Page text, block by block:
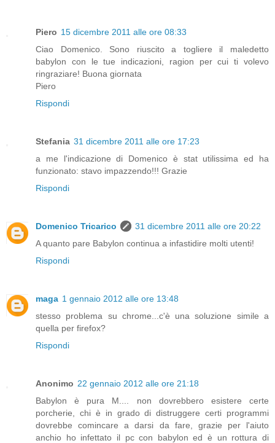
Piero 15 dicembre 2011 alle ore 08:33
Ciao Domenico. Sono riuscito a togliere il maledetto
babylon con le tue indicazioni, ragion per cui ti volevo
ringraziare! Buona giornata
Piero
Rispondi
Stefania 31 dicembre 2011 alle ore 17:23
a me l'indicazione di Domenico è stat utilissima ed ha
funzionato: stavo impazzendo!!! Grazie
Rispondi
Domenico Tricarico
31 dicembre 2011 alle ore 20:22
A quanto pare Babylon continua a infastidire molti utenti!
Rispondi
maga 1 gennaio 2012 alle ore 13:48
stesso problema su chrome...c'è una soluzione simile a
quella per firefox?
Rispondi
Anonimo 22 gennaio 2012 alle ore 21:18
Babylon è pura M.... non dovrebbero esistere certe
porcherie, chi è in grado di distruggere certi programmi
dovrebbe comincare a darsi da fare, grazie per l'aiuto
anchio ho infettato il pc con babylon ed è un rottura di